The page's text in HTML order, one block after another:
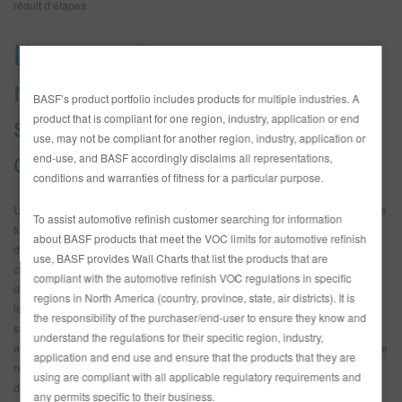
réduit d’étapes
L’impact d’un vernis
monocouche dans votre
système de réparation des
collisions
Un véritable vernis monocouche est formulé pour être appliqué en une seule
fois et passer directement au four. Pour les ateliers, la différence va au-delà
de la suppression d’une étape dans le processus de réparation des
carrosseries. Elle permet de réaliser des économies mesurables de temps,
de matériaux et d’énergie tout en simplifiant le flux de travail et en réduisant
le risque d’erreurs d’application. Ces avantages sont multipliés lorsqu’ils
sont associés à un système qui permet aux peintres de terminer un travail
avec une application en une seule visite pour chaque étape du processus de
réparation des collisions. Avec 923-001, les clients de Glasurit sont
désormais en mesure d’appliquer l’apprêt en une seule visite, d’utiliser un
BASF’s product portfolio includes products for multiple industries. A
product that is compliant for one region, industry, application or end
use, may not be compliant for another region, industry, application or
end-use, and BASF accordingly disclaims all representations,
conditions and warranties of fitness for a particular purpose.
To assist automotive refinish customer searching for information
about BASF products that meet the VOC limits for automotive refinish
use, BASF provides Wall Charts that list the products that are
compliant with the automotive refinish VOC regulations in specific
regions in North America (country, province, state, air districts). It is
the responsibility of the purchaser/end-user to ensure they know and
understand the regulations for their specific region, industry,
application and end use and ensure that the products that they are
using are compliant with all applicable regulatory requirements and
any permits specific to their business.